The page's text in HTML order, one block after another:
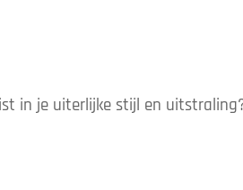
in je uiterlijke stijl en